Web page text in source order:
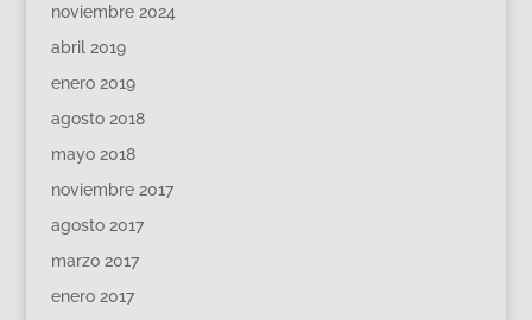
noviembre 2024
abril 2019
enero 2019
agosto 2018
mayo 2018
noviembre 2017
agosto 2017
marzo 2017
enero 2017